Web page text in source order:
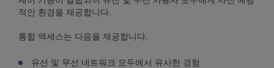
적인 환경을 제공합니다.
통합 액세스는 다음을 제공합니다.
유선 및 무선 네트워크 모두에서 유사한 경험